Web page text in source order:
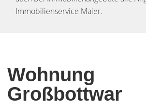
Immobilienservice Maier.
Wohnung
Großbottwar